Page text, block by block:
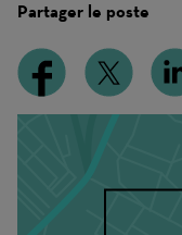
Partager le poste